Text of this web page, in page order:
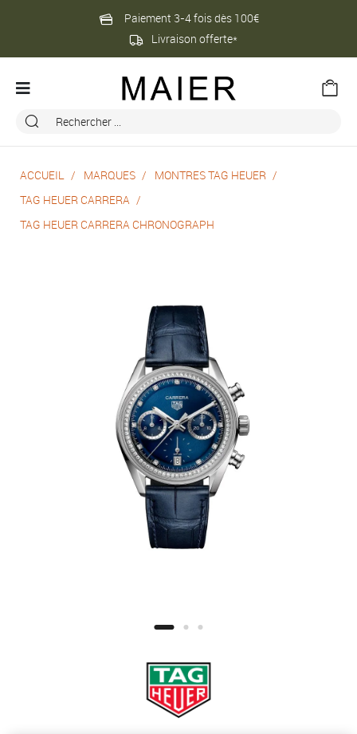
Paiement 3-4 fois dès 100€
Livraison offerte*
ACCUEIL MARQUES
MONTRES TAG HEUER
TAG HEUER CARRERA
TAG HEUER CARRERA CHRONOGRAPH